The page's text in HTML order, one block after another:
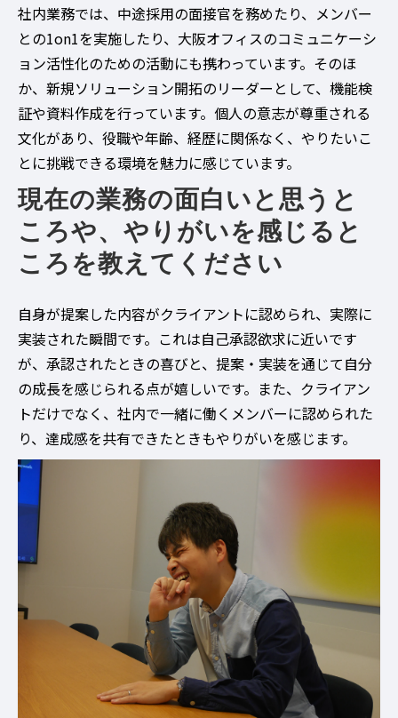
社内業務では、中途採用の面接官を務めたり、メンバー
との1on1を実施したり、大阪オフィスのコミュニケーシ
ョン活性化のための活動にも携わっています。そのほ
か、新規ソリューション開拓のリーダーとして、機能検
証や資料作成を行っています。個人の意志が尊重される
文化があり、役職や年齢、経歴に関係なく、やりたいこ
とに挑戦できる環境を魅力に感じています。
現在の業務の面白いと思うと
ころや、やりがいを感じると
ころを教えてください
自身が提案した内容がクライアントに認められ、実際に
実装された瞬間です。これは自己承認欲求に近いです
が、承認されたときの喜びと、提案・実装を通じて自分
の成長を感じられる点が嬉しいです。また、クライアン
トだけでなく、社内で一緒に働くメンバーに認められた
り、達成感を共有できたときもやりがいを感じます。